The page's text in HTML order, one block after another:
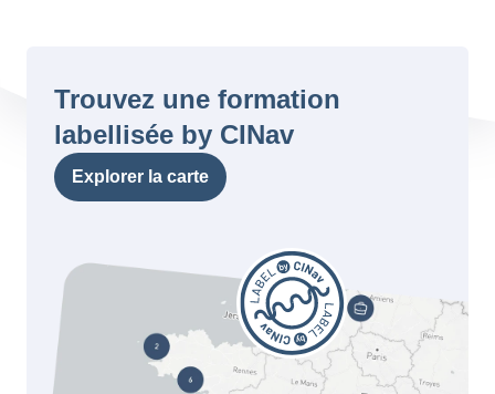
Trouvez une formation
labellisée by CINav
Explorer la carte